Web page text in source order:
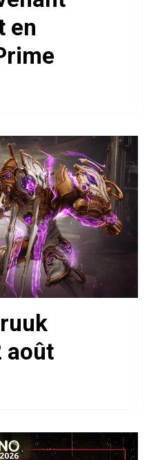
en
août